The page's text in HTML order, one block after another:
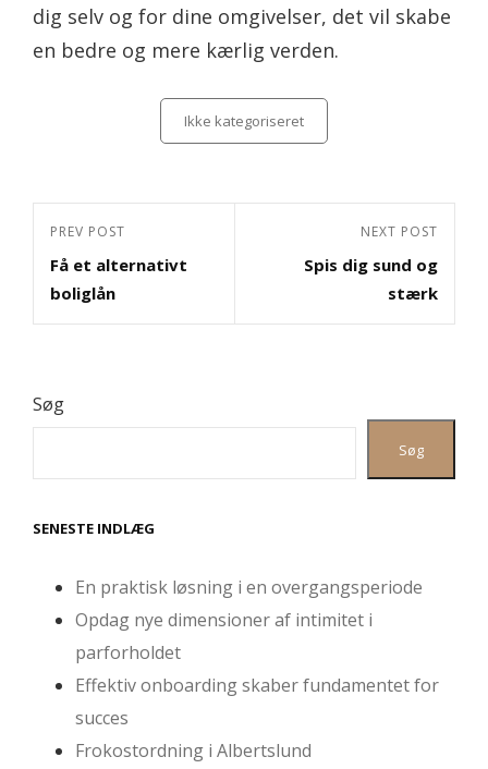
dig selv og for dine omgivelser, det vil skabe
en bedre og mere kærlig verden.
Categories
Ikke kategoriseret
Indlægsnavigation
Previous
Post
PREV POST
Få et alternativt
boliglån
Post
NEXT POST
Spis dig sund og
stærk
Søg
Søg
SENESTE INDLÆG
En praktisk løsning i en overgangsperiode
Opdag nye dimensioner af intimitet i
parforholdet
Effektiv onboarding skaber fundamentet for
succes
Frokostordning i Albertslund